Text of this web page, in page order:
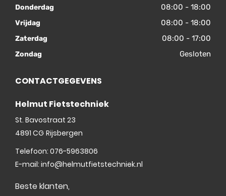
Donderdag 08:00 - 18:00
Vrijdag 08:00 - 18:00
Zaterdag 08:00 - 17:00
Zondag Gesloten
CONTACTGEGEVENS
Helmut Fietstechniek
St. Bavostraat 23
4891 CG Rijsbergen
Telefoon: 076-5963806
E-mail: info@helmutfietstechniek.nl
Beste klanten,